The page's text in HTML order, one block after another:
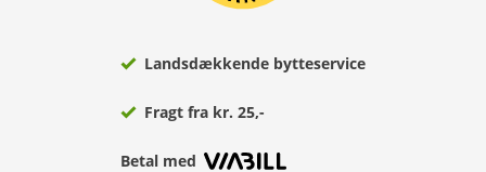
Landsdækkende bytteservice
Fragt fra kr. 25,-
Betal med